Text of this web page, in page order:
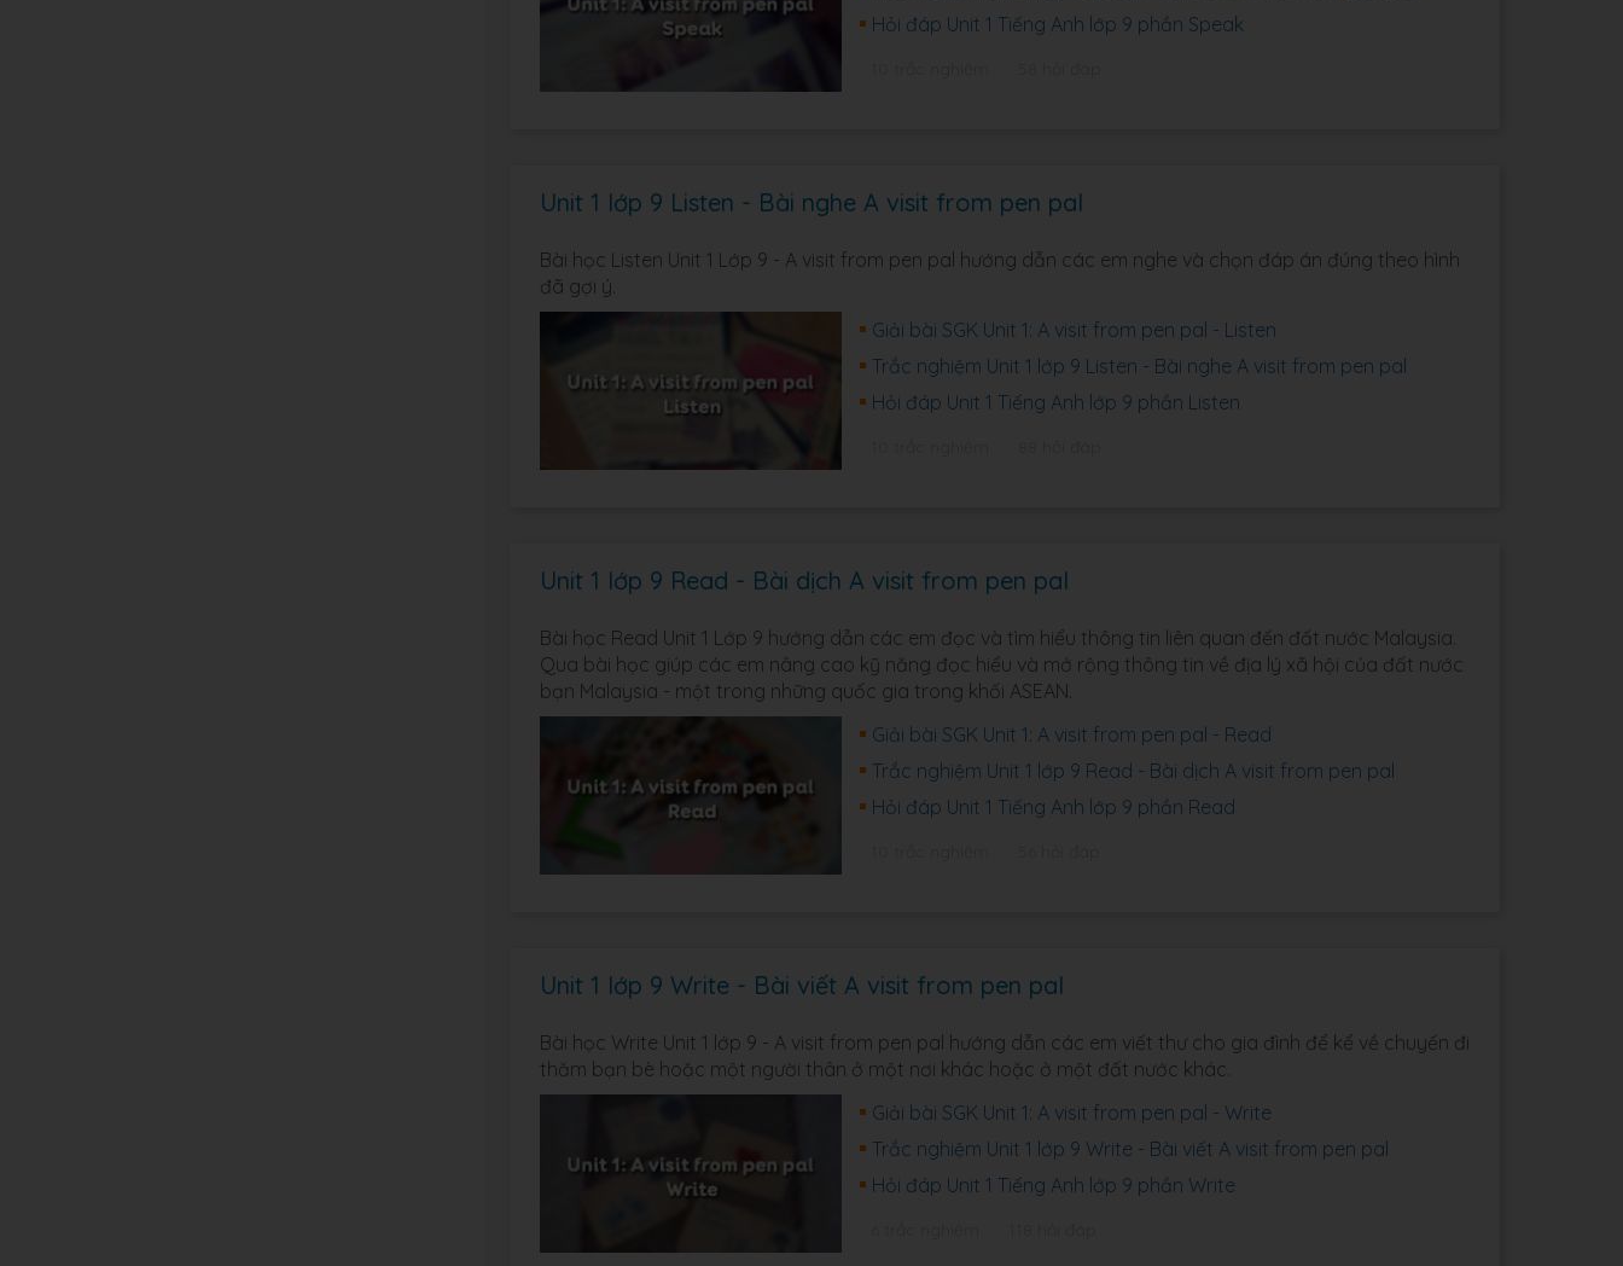
Hỏi đáp Unit 1 Tiếng Anh lớp 9 phần Speak
Unit 1 lớp 9 Listen - Bài nghe A visit from pen pal
Bài học Listen Unit 1 Lớp 9 - A visit from pen pal hướng dẫn các em nghe và chọn đáp án đúng theo hình
đã gợi ý.
Giải bài SGK Unit 1: A visit from pen pal - Listen
Trắc nghiệm Unit 1 lớp 9 Listen - Bài nghe A visit from pen pal
Hỏi đáp Unit 1 Tiếng Anh lớp 9 phần Listen
Unit 1 lớp 9 Read - Bài dịch A visit from pen pal
Bài học Read Unit 1 Lớp 9 hướng dẫn các em đọc và tìm hiểu thông tin liên quan đến đất nước Malaysia.
Qua bài học giúp các em nâng cao kỹ năng đọc hiểu và mở rộng thông tin về địa lý xã hội của đất nước
bạn Malaysia - một trong những quốc gia trong khối ASEAN.
Giải bài SGK Unit 1: A visit from pen pal - Read
Trắc nghiệm Unit 1 lớp 9 Read - Bài dịch A visit from pen pal
Hỏi đáp Unit 1 Tiếng Anh lớp 9 phần Read
Unit 1 lớp 9 Write - Bài viết A visit from pen pal
Bài học Write Unit 1 lớp 9 - A visit from pen pal hướng dẫn các em viết thư cho gia đình để kể về chuyến đi
thăm bạn bè hoặc một người thân ở một nơi khác hoặc ở một đất nước khác.
Giải bài SGK Unit 1: A visit from pen pal - Write
Trắc nghiệm Unit 1 lớp 9 Write - Bài viết A visit from pen pal
Hỏi đáp Unit 1 Tiếng Anh lớp 9 phần Write